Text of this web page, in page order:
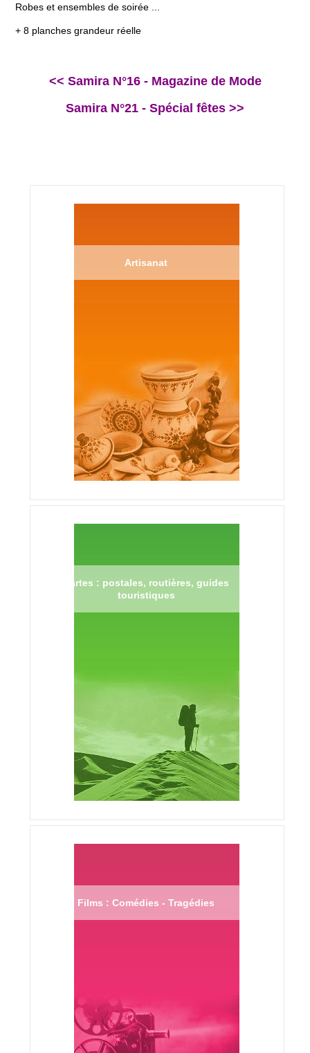
Robes et ensembles de soirée ...
+ 8 planches grandeur réelle
<< Samira N°16 - Magazine de Mode
Samira N°21 - Spécial fêtes >>
Artisanat
Cartes : postales, routières, guides
touristiques
Films : Comédies - Tragédies